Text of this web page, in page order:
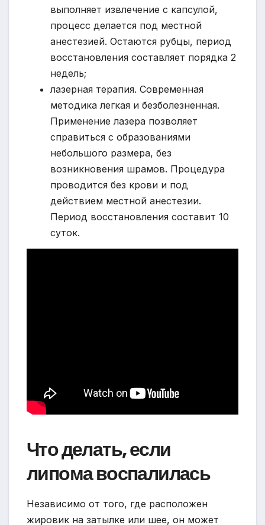
выполняет извлечение с капсулой,
процесс делается под местной
анестезией. Остаются рубцы, период
восстановления составляет порядка 2
недель;
лазерная терапия. Современная
методика легкая и безболезненная.
Применение лазера позволяет
справиться с образованиями
небольшого размера, без
возникновения шрамов. Процедура
проводится без крови и под
действием местной анестезии.
Период восстановления составит 10
суток.
Что делать, если
липома воспалилась
Независимо от того, где расположен
жировик на затылке или шее, он может